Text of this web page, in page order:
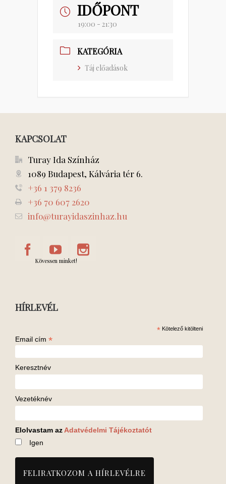
IDŐPONT
19:00 - 21:30
KATEGÓRIA
Táj előadások
KAPCSOLAT
Turay Ida Színház
1089 Budapest, Kálvária tér 6.
+36 1 379 8236
+36 70 607 2620
info@turayidaszinhaz.hu
Kövessen minket!
HÍRLEVÉL
* Kötelező kitölteni
Email cím *
Keresztnév
Vezetéknév
Elolvastam az Adatvédelmi Tájékoztatót
Igen